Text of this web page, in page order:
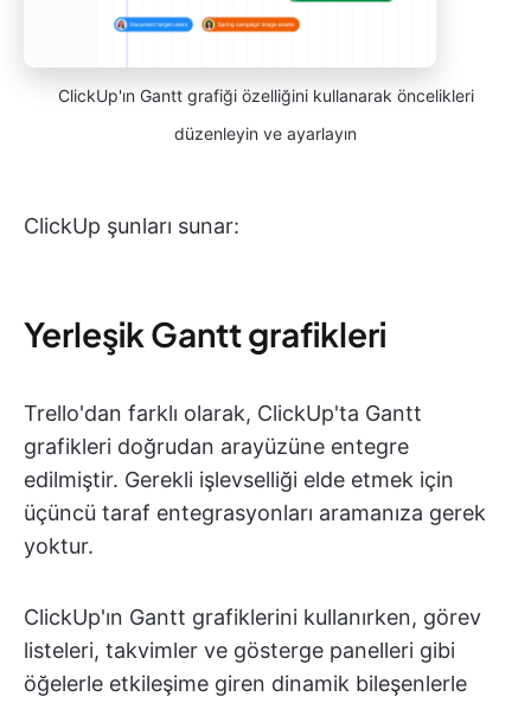
ClickUp'ın Gantt grafiği özelliğini kullanarak öncelikleri
düzenleyin ve ayarlayın
ClickUp şunları sunar:
Yerleşik Gantt grafikleri
Trello'dan farklı olarak, ClickUp'ta Gantt
grafikleri doğrudan arayüzüne entegre
edilmiştir. Gerekli işlevselliği elde etmek için
üçüncü taraf entegrasyonları aramanıza gerek
yoktur.
ClickUp'ın Gantt grafiklerini kullanırken, görev
listeleri, takvimler ve gösterge panelleri gibi
öğelerle etkileşime giren dinamik bileşenlerle